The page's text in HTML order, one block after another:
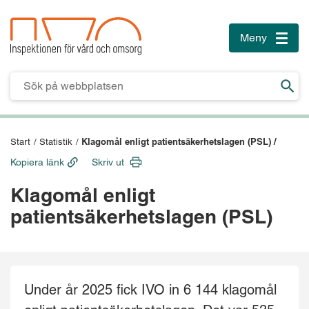
innehåll
sidfoten
Meny
Toggle
Start / Statistik / Klagomål enligt patientsäkerhetslagen (PSL) /
Kopiera länk
Skriv ut
Klagomål enligt
patientsäkerhetslagen (PSL)
Under år 2025 fick IVO in 6 144 klagomål